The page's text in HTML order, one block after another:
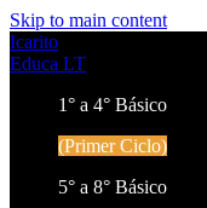
Skip to main content
Icarito
Educa LT
1° a 4° Básico
(Primer Ciclo)
5° a 8° Básico